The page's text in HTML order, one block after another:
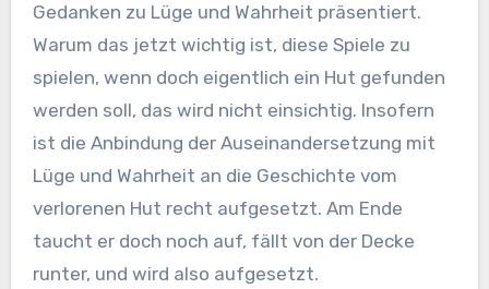
Gedanken zu Lüge und Wahrheit präsentiert.
Warum das jetzt wichtig ist, diese Spiele zu
spielen, wenn doch eigentlich ein Hut gefunden
werden soll, das wird nicht einsichtig. Insofern
ist die Anbindung der Auseinandersetzung mit
Lüge und Wahrheit an die Geschichte vom
verlorenen Hut recht aufgesetzt. Am Ende
taucht er doch noch auf, fällt von der Decke
runter, und wird also aufgesetzt.